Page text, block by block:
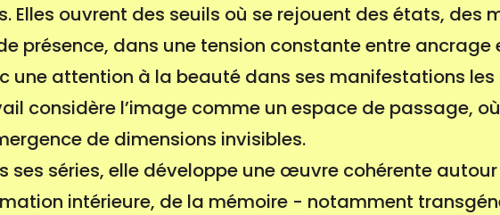
Elles ouvrent des seuils où se rejouent des états, des
présence, dans une tension constante entre
une attention à la beauté dans ses manifestations les
considère l’image comme un espace de passage,
de dimensions invisibles.
ses séries, elle développe une œuvre cohérente
intérieure, de la mémoire - notamment